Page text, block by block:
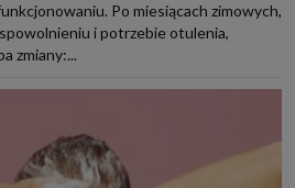
Po miesiącach zimowych,
i potrzebie otulenia,
zmiany:...